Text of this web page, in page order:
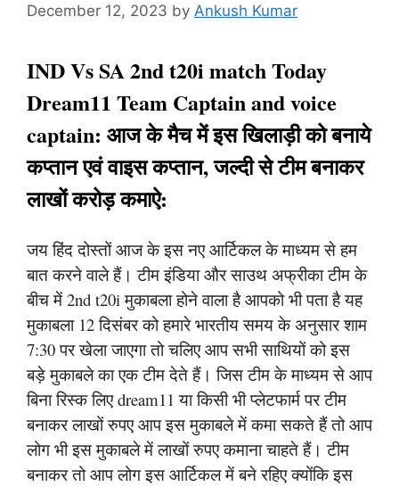
December 12, 2023 by Ankush Kumar
IND Vs SA 2nd t20i match Today
Dream11 Team Captain and voice
captain: आज के मैच में इस खिलाड़ी को बनाये
कप्तान एवं वाइस कप्तान, जल्दी से टीम बनाकर
लाखों करोड़ कमाऐ:
जय हिंद दोस्तों आज के इस नए आर्टिकल के माध्यम से हम
बात करने वाले हैं। टीम इंडिया और साउथ अफ्रीका टीम के
बीच में 2nd t20i मुकाबला होने वाला है आपको भी पता है यह
मुकाबला 12 दिसंबर को हमारे भारतीय समय के अनुसार शाम
7:30 पर खेला जाएगा तो चलिए आप सभी साथियों को इस
बड़े मुकाबले का एक टीम देते हैं। जिस टीम के माध्यम से आप
बिना रिस्क लिए dream11 या किसी भी प्लेटफार्म पर टीम
बनाकर लाखों रुपए आप इस मुकाबले में कमा सकते हैं तो आप
लोग भी इस मुकाबले में लाखों रुपए कमाना चाहते हैं। टीम
बनाकर तो आप लोग इस आर्टिकल में बने रहिए क्योंकि इस